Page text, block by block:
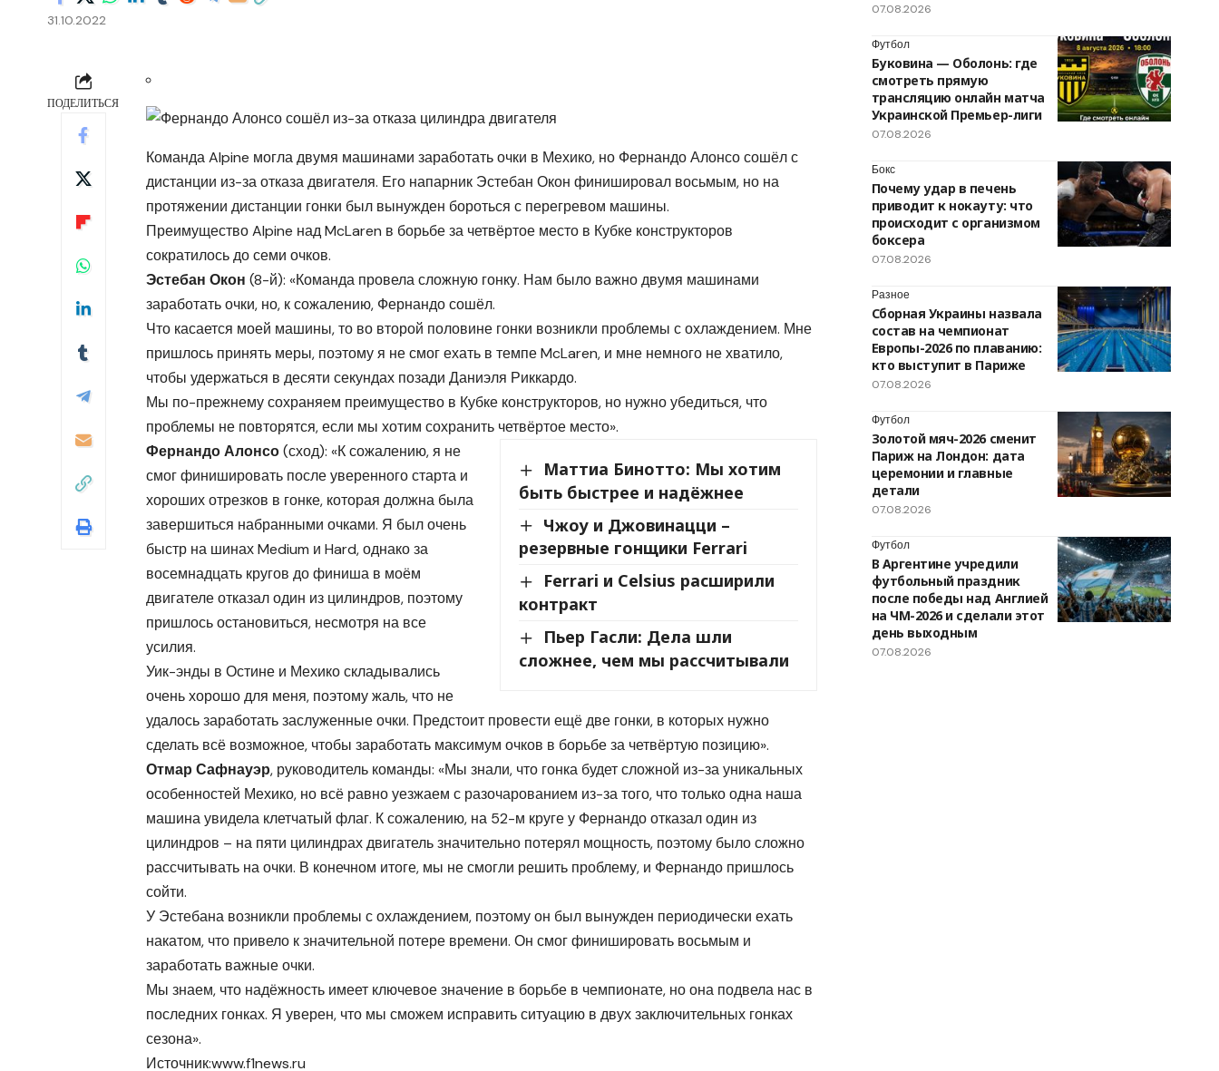
31.10.2022
ПОДЕЛИТЬСЯ
Команда Alpine могла двумя машинами заработать очки в Мехико, но Фернандо Алонсо сошёл с
дистанции из-за отказа двигателя. Его напарник Эстебан Окон финишировал восьмым, но на
протяжении дистанции гонки был вынужден бороться с перегревом машины.
Преимущество Alpine над McLaren в борьбе за четвёртое место в Кубке конструкторов
сократилось до семи очков.
Эстебан Окон (8-й): «Команда провела сложную гонку. Нам было важно двумя машинами
заработать очки, но, к сожалению, Фернандо сошёл.
Что касается моей машины, то во второй половине гонки возникли проблемы с охлаждением. Мне
пришлось принять меры, поэтому я не смог ехать в темпе McLaren, и мне немного не хватило,
чтобы удержаться в десяти секундах позади Даниэля Риккардо.
Мы по-прежнему сохраняем преимущество в Кубке конструкторов, но нужно убедиться, что
проблемы не повторятся, если мы хотим сохранить четвёртое место».
Маттиа Бинотто: Мы хотим
быть быстрее и надёжнее
Чжоу и Джовинацци –
резервные гонщики Ferrari
Ferrari и Celsius расширили
контракт
Пьер Гасли: Дела шли
сложнее, чем мы рассчитывали
Фернандо Алонсо(сход): «К сожалению, я не
смог финишировать после уверенного старта и
хороших отрезков в гонке, которая должна была
завершиться набранными очками. Я был очень
быстр на шинах Medium и Hard, однако за
восемнадцать кругов до финиша в моём
двигателе отказал один из цилиндров, поэтому
пришлось остановиться, несмотря на все
усилия.
Уик-энды в Остине и Мехико складывались
очень хорошо для меня, поэтому жаль, что не
удалось заработать заслуженные очки. Предстоит провести ещё две гонки, в которых нужно
сделать всё возможное, чтобы заработать максимум очков в борьбе за четвёртую позицию».
Отмар Сафнауэр, руководитель команды: «Мы знали, что гонка будет сложной из-за уникальных
особенностей Мехико, но всё равно уезжаем с разочарованием из-за того, что только одна наша
машина увидела клетчатый флаг. К сожалению, на 52-м круге у Фернандо отказал один из
цилиндров – на пяти цилиндрах двигатель значительно потерял мощность, поэтому было сложно
рассчитывать на очки. В конечном итоге, мы не смогли решить проблему, и Фернандо пришлось
сойти.
У Эстебана возникли проблемы с охлаждением, поэтому он был вынужден периодически ехать
накатом, что привело к значительной потере времени. Он смог финишировать восьмым и
заработать важные очки.
Мы знаем, что надёжность имеет ключевое значение в борьбе в чемпионате, но она подвела нас в
последних гонках. Я уверен, что мы сможем исправить ситуацию в двух заключительных гонках
сезона».
Источник:www.f1news.ru
07.08.2026
Футбол
Буковина — Оболонь: где
смотреть прямую
трансляцию онлайн матча
Украинской Премьер-лиги
07.08.2026
Бокс
Почему удар в печень
приводит к нокауту: что
происходит с организмом
боксера
07.08.2026
Разное
Сборная Украины назвала
состав на чемпионат
Европы-2026 по плаванию:
кто выступит в Париже
07.08.2026
Футбол
Золотой мяч-2026 сменит
Париж на Лондон: дата
церемонии и главные
детали
07.08.2026
Футбол
В Аргентине учредили
футбольный праздник
после победы над Англией
на ЧМ-2026 и сделали этот
день выходным
07.08.2026